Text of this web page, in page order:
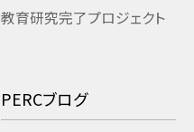
教育研究完了プロジェクト
PERCブログ